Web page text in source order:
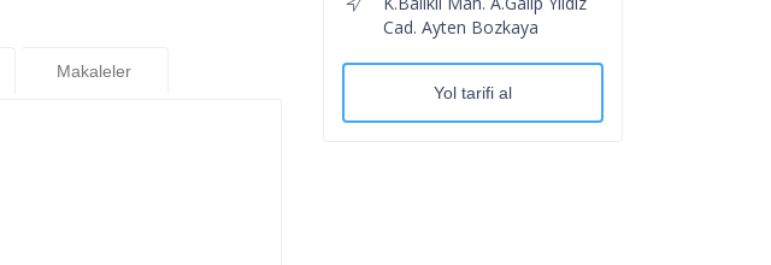
Makaleler
Cad. Ayten Bozkaya
Yol tarifi al